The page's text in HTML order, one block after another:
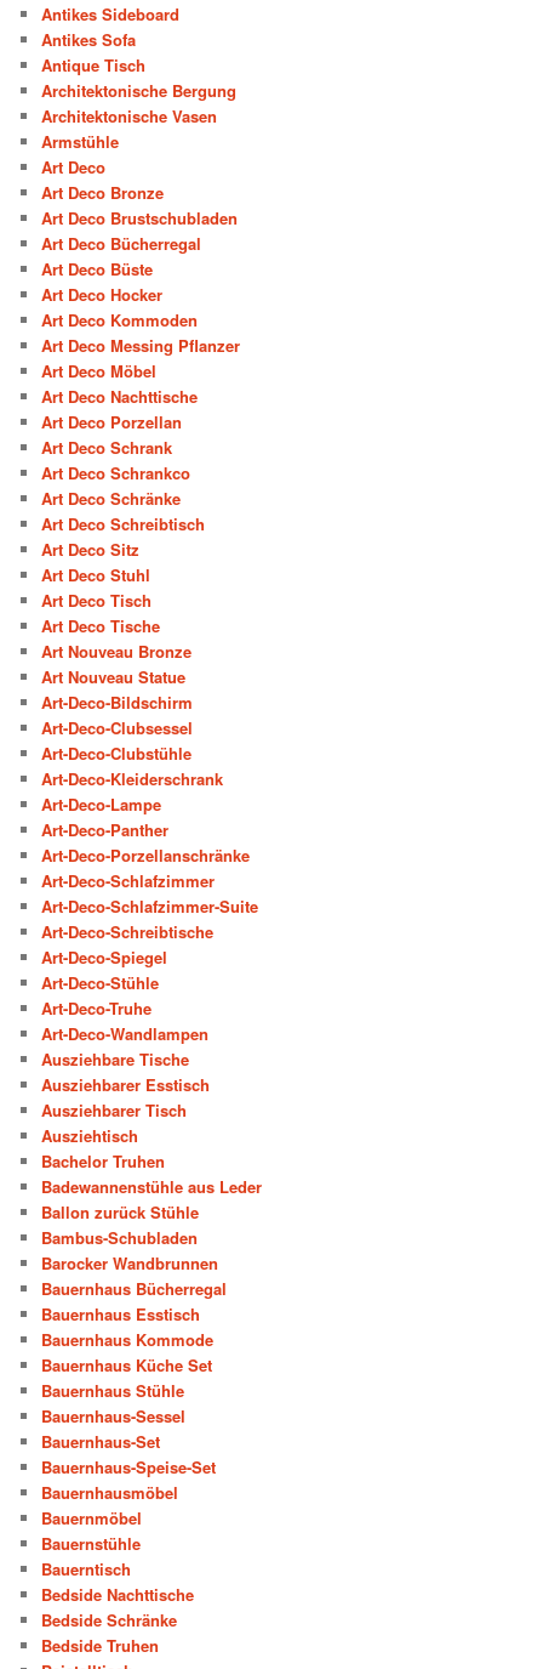
Antikes Sideboard
Antikes Sofa
Antique Tisch
Architektonische Bergung
Architektonische Vasen
Armstühle
Art Deco
Art Deco Bronze
Art Deco Brustschubladen
Art Deco Bücherregal
Art Deco Büste
Art Deco Hocker
Art Deco Kommoden
Art Deco Messing Pflanzer
Art Deco Möbel
Art Deco Nachttische
Art Deco Porzellan
Art Deco Schrank
Art Deco Schrankco
Art Deco Schränke
Art Deco Schreibtisch
Art Deco Sitz
Art Deco Stuhl
Art Deco Tisch
Art Deco Tische
Art Nouveau Bronze
Art Nouveau Statue
Art-Deco-Bildschirm
Art-Deco-Clubsessel
Art-Deco-Clubstühle
Art-Deco-Kleiderschrank
Art-Deco-Lampe
Art-Deco-Panther
Art-Deco-Porzellanschränke
Art-Deco-Schlafzimmer
Art-Deco-Schlafzimmer-Suite
Art-Deco-Schreibtische
Art-Deco-Spiegel
Art-Deco-Stühle
Art-Deco-Truhe
Art-Deco-Wandlampen
Ausziehbare Tische
Ausziehbarer Esstisch
Ausziehbarer Tisch
Ausziehtisch
Bachelor Truhen
Badewannenstühle aus Leder
Ballon zurück Stühle
Bambus-Schubladen
Barocker Wandbrunnen
Bauernhaus Bücherregal
Bauernhaus Esstisch
Bauernhaus Kommode
Bauernhaus Küche Set
Bauernhaus Stühle
Bauernhaus-Sessel
Bauernhaus-Set
Bauernhaus-Speise-Set
Bauernhausmöbel
Bauernmöbel
Bauernstühle
Bauerntisch
Bedside Nachttische
Bedside Schränke
Bedside Truhen